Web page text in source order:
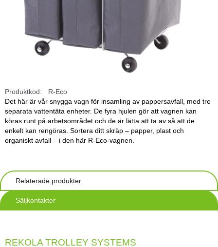
Produktkod:
R-Eco
Det här är vår snygga vagn för insamling av pappersavfall, med tre
separata vattentäta enheter. De fyra hjulen gör att vagnen kan
köras runt på arbetsområdet och de är lätta att ta av så att de
enkelt kan rengöras. Sortera ditt skräp – papper, plast och
organiskt avfall – i den här R-Eco-vagnen.
Relaterade produkter
Säljkontakter
REKOLA TROLLEY SYSTEMS